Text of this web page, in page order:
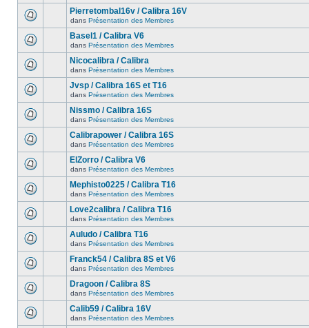
Pierretombal16v / Calibra 16V
dans Présentation des Membres
Basel1 / Calibra V6
dans Présentation des Membres
Nicocalibra / Calibra
dans Présentation des Membres
Jvsp / Calibra 16S et T16
dans Présentation des Membres
Nissmo / Calibra 16S
dans Présentation des Membres
Calibrapower / Calibra 16S
dans Présentation des Membres
ElZorro / Calibra V6
dans Présentation des Membres
Mephisto0225 / Calibra T16
dans Présentation des Membres
Love2calibra / Calibra T16
dans Présentation des Membres
Auludo / Calibra T16
dans Présentation des Membres
Franck54 / Calibra 8S et V6
dans Présentation des Membres
Dragoon / Calibra 8S
dans Présentation des Membres
Calib59 / Calibra 16V
dans Présentation des Membres